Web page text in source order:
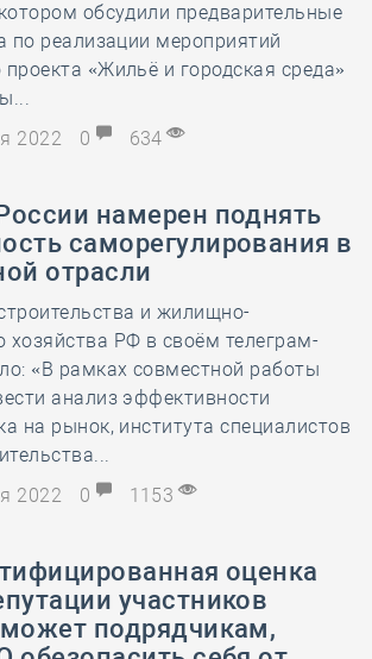
обсудили предварительные
по реализации мероприятий
«Жильё и городская среда»
2022
0 634
намерен поднять
саморегулирования в
отрасли
и жилищно-
хозяйства РФ в своём телеграм-
«В рамках совместной работы
анализ эффективности
на рынок, института специалистов
2022
0 1153
оценка
участников
подрядчикам,